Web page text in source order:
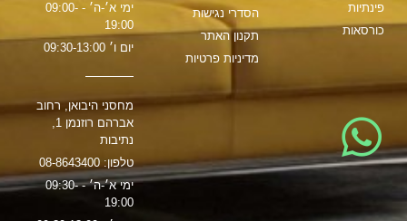
פינתיות
כורסאות
הסדרי נגישות
תקנון האתר
מדיניות פרטיות
ימי א׳-ה׳ - 09:00-
19:00
יום ו׳ 09:30-13:00
מחסני היבואן, רחוב
אברהם רוזנמן 1,
נתיבות
טלפון: 08-8643400
ימי א׳-ה׳ - 09:30-
19:00